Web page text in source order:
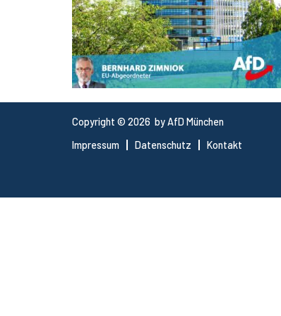
Copyright © 2026 by AfD München
Impressum
Datenschutz Kontakt